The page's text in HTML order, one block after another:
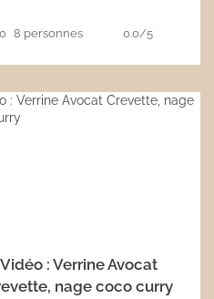
8 personnes 0.0/5
Vidéo : Verrine Avocat
nage coco curry